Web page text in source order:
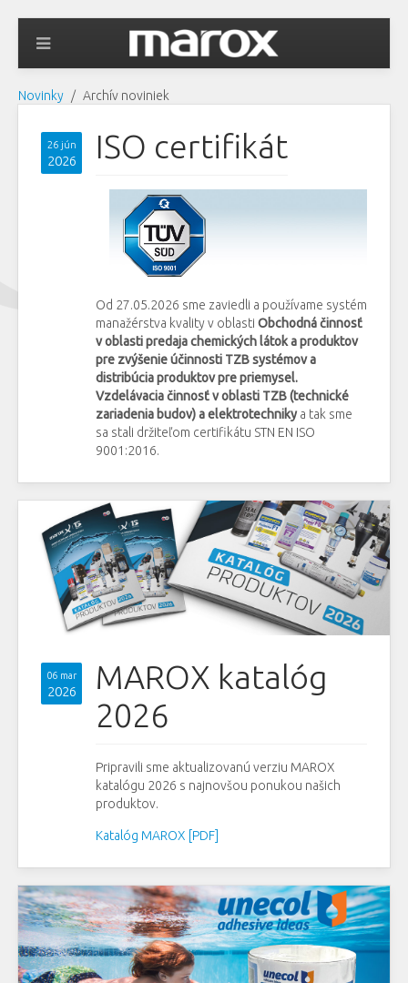
Novinky Archív noviniek
26 jún
2026 ISO certifikát
Od 27.05.2026 sme zaviedli a používame systém
manažérstva kvality v oblasti Obchodná činnosť
v oblasti predaja chemických látok a produktov
pre zvýšenie účinnosti TZB systémov a
distribúcia produktov pre priemysel.
Vzdelávacia činnosť v oblasti TZB (technické
zariadenia budov) a elektrotechnikya tak sme
sa stali držiteľom certifikátu STN EN ISO
9001:2016.
06 mar
2026
MAROX katalóg
2026
Pripravili sme aktualizovanú verziu MAROX
katalógu 2026 s najnovšou ponukou našich
produktov.
Katalóg MAROX [PDF]